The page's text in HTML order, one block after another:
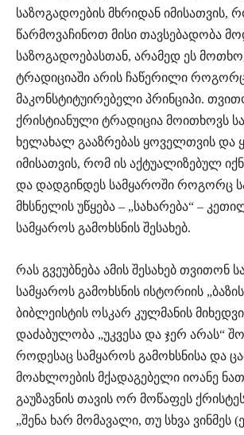
საზოგადოების მხრიდან იმისათვის,
წარმოვაჩინოთ მისი თავსებადობა
საზოგადოებასთან, არამედ ეს
ტრადიციაში არის ჩაწერილი როგორც
მაკონსტიტუირებელი პრინციპი.
ქრისტიანული ტრადიცია მოითხოვს
ხელახალ გააზრებას ყოველთვის და
იმისათვის, რომ ის აქტუალიზებულ
და დადგინდეს სამყაროში როგორც
მხსნელის უწყება – „სახარება“ –
სამყაროს გამოხსნის შესახებ.
რას გვეუბნება ამის შესახებ თვითონ
სამყაროს გამოხსნის ისტორიის
ბიბლეისტის ოსკარ კულმანის
დაძაბულობა „უკვესა და ჯერ არას“
როდესაც სამყაროს გამოხსნისა და
მოახლოების მქადაგებელი იოანე
გაუზავნის თავის ორ მოწაფეს
„შენა ხარ მომავალი, თუ სხვა ვინმეს